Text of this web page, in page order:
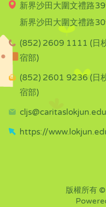
新界沙田大圍文禮路
新界沙田大圍文禮路
(852) 2609 1111 (日
宿部)
(852) 2601 9236 (日
宿部)
https://
版權所有